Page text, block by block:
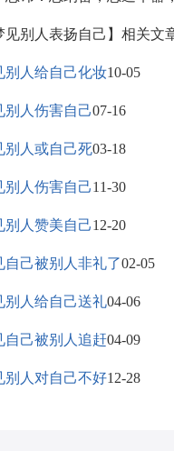
见别人表扬自己】相关文
别人给自己化妆10-05
别人伤害自己07-16
别人或自己死03-18
别人伤害自己11-30
别人赞美自己12-20
自己被别人非礼了02-05
别人给自己送礼04-06
自己被别人追赶04-09
别人对自己不好12-28